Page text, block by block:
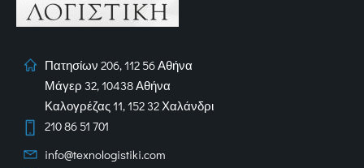
Πατησίων 206, 112 56 Αθήνα
Μάγερ 32, 10438 Αθήνα
Καλογρέζας 11, 152 32 Χαλάνδρι
210 86 51 701
info@texnologistiki.com